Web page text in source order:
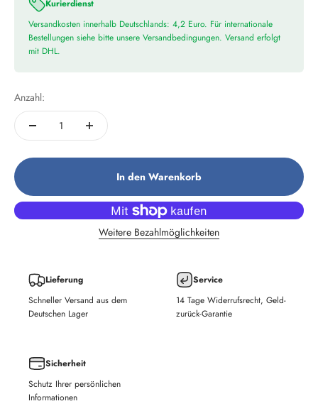
Kurierdienst
Versandkosten innerhalb Deutschlands: 4,2 Euro. Für internationale
Bestellungen siehe bitte unsere Versandbedingungen. Versand erfolgt
mit DHL.
Anzahl:
In den Warenkorb
Weitere Bezahlmöglichkeiten
Lieferung
Schneller Versand aus dem
Deutschen Lager
Service
14 Tage Widerrufsrecht, Geld-
zurück-Garantie
Sicherheit
Schutz Ihrer persönlichen
Informationen